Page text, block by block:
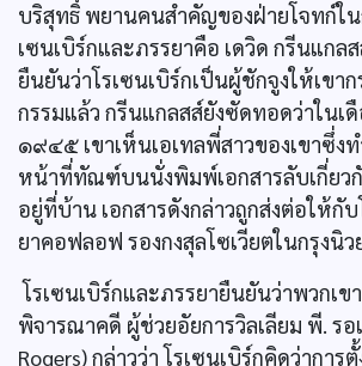
บริสุทธิ์ พยานคนสำคัญของฝ่ายโจทก์ใน
เซนเบิร์กและภรรยาคือ เดวิด กรีนแกล
ยืนยันว่าโรเซนเบิร์กเป็นผู้ชักจูงให้เขาก
กรรมแล้ว กรีนแกลสส์ยังซัดทอดว่าในเ
๑๙๔๕ เขาเห็นเอเทลพี่สาวของเขาซึ่งท
หน้าที่ทัณฑ์บนนั่งพิมพ์เอกสารลับเกี่ยว
อยู่ที่บ้าน เอกสารดังกล่าวถูกส่งต่อให้กั
ยาคอฟลอฟ รองกงสุลโซเวียตในกรุงนิว
โรเซนเบิร์กและภรรยายืนยันว่าพวกเข
พิจารณาคดี ผู้ช่วยอัยการวิลเลียม พี. รอ
Rogers) กล่าวว่า โรเซนเบิร์กคิดว่าการ